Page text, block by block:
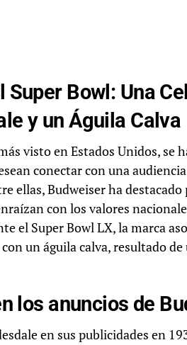
Bowl: Una
y un Águila Calva
visto en Estados Unidos, se
conectar con una
ellas, Budweiser ha
con los valores
el Super Bowl LX, la marca
un águila calva, resultado
los anuncios de
en sus publicidades en